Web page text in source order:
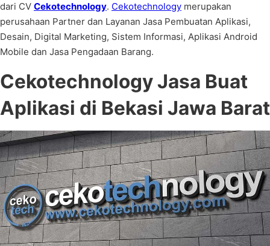
dari CV Cekotechnology. Cekotechnology merupakan
perusahaan Partner dan Layanan Jasa Pembuatan Aplikasi,
Desain, Digital Marketing, Sistem Informasi, Aplikasi Android
Mobile dan Jasa Pengadaan Barang.
CekotechnologyJasa Buat
Aplikasi di Bekasi Jawa Barat